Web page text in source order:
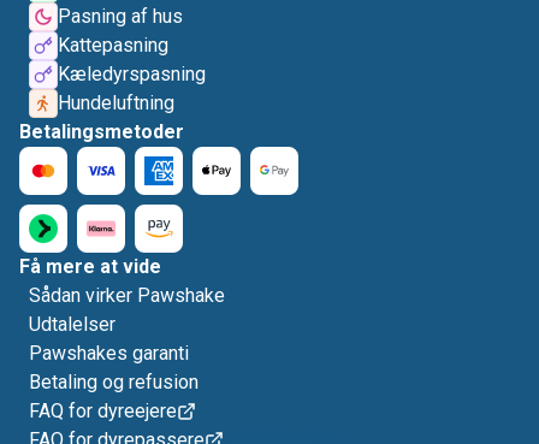
Pasning af hus
Kattepasning
Kæledyrspasning
Hundeluftning
Betalingsmetoder
Få mere at vide
Sådan virker Pawshake
Udtalelser
Pawshakes garanti
Betaling og refusion
FAQ for dyreejere